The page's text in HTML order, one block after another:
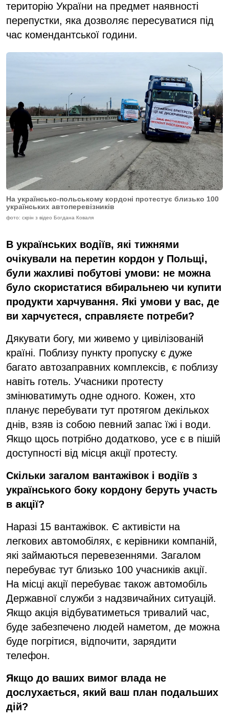
територію України на предмет наявності
перепустки, яка дозволяє пересуватися під
час комендантської години.
На українсько-польському кордоні протестує близько 100
українських автоперевізників
фото: скрін з відео Богдана Коваля
В українських водіїв, які тижнями
очікували на перетин кордон у Польщі,
були жахливі побутові умови: не можна
було скористатися вбиральнею чи купити
продукти харчування. Які умови у вас, де
ви харчуєтеся, справляєте потреби?
Дякувати богу, ми живемо у цивілізованій
країні. Поблизу пункту пропуску є дуже
багато автозаправних комплексів, є поблизу
навіть готель. Учасники протесту
змінюватимуть одне одного. Кожен, хто
планує перебувати тут протягом декількох
днів, взяв із собою певний запас їжі і води.
Якщо щось потрібно додатково, усе є в пішій
доступності від місця акції протесту.
Скільки загалом вантажівок і водіїв з
українського боку кордону беруть участь
в акції?
Наразі 15 вантажівок. Є активісти на
легкових автомобілях, є керівники компаній,
які займаються перевезеннями. Загалом
перебуває тут близько 100 учасників акції.
На місці акції перебуває також автомобіль
Державної служби з надзвичайних ситуацій.
Якщо акція відбуватиметься тривалий час,
буде забезпечено людей наметом, де можна
буде погрітися, відпочити, зарядити
телефон.
Якщо до ваших вимог влада не
дослухається, який ваш план подальших
дій?